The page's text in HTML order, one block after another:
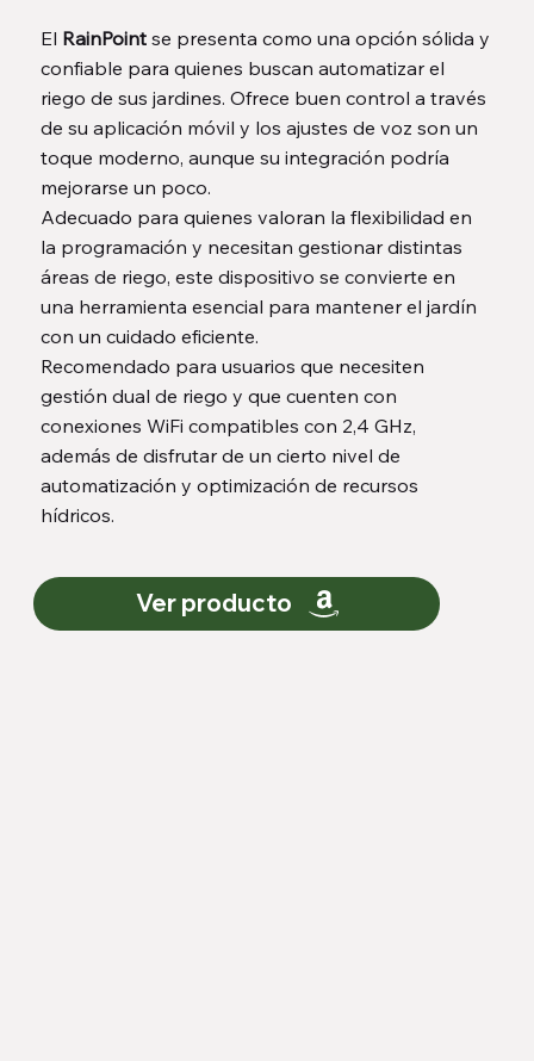
El RainPointse presenta como una opción sólida y
confiable para quienes buscan automatizar el
riego de sus jardines. Ofrece buen control a través
de su aplicación móvil y los ajustes de voz son un
toque moderno, aunque su integración podría
mejorarse un poco.
Adecuado para quienes valoran la flexibilidad en
la programación y necesitan gestionar distintas
áreas de riego, este dispositivo se convierte en
una herramienta esencial para mantener el jardín
con un cuidado eficiente.
Recomendado para usuarios que necesiten
gestión dual de riego y que cuenten con
conexiones WiFi compatibles con 2,4 GHz,
además de disfrutar de un cierto nivel de
automatización y optimización de recursos
hídricos.
Ver producto